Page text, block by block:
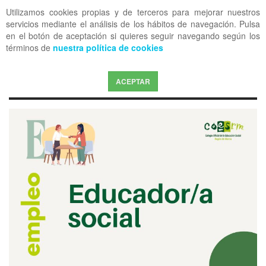
Utilizamos cookies propias y de terceros para mejorar nuestros
servicios mediante el análisis de los hábitos de navegación. Pulsa
en el botón de aceptación si quieres seguir navegando según los
términos de nuestra política de cookies
ACEPTAR
OFF CANVAS